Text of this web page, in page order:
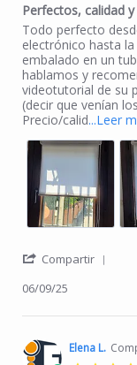
Perfectos, calidad
Review by DAVID
review stating
Todo perfecto
electrónico hasta
embalado en un
hablamos y
videotutorial de su
(decir que venían
Precio/calid...Leer
Compartir
06/09/25
Elena L.